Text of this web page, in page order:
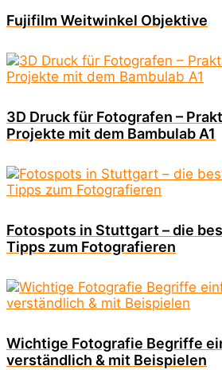
Fujifilm Weitwinkel Objektive
3D Druck für Fotografen –
Projekte mit dem Bambulab A1
Fotospots in Stuttgart – die
Tipps zum Fotografieren
Wichtige Fotografie Begriffe
verständlich & mit Beispielen